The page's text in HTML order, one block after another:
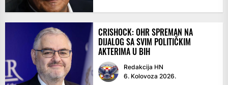
CRISHOCK: OHR SPREMAN NA
DIJALOG SA SVIM POLITIČKIM
AKTERIMA U BIH
Redakcija HN
6. Kolovoza 2026.